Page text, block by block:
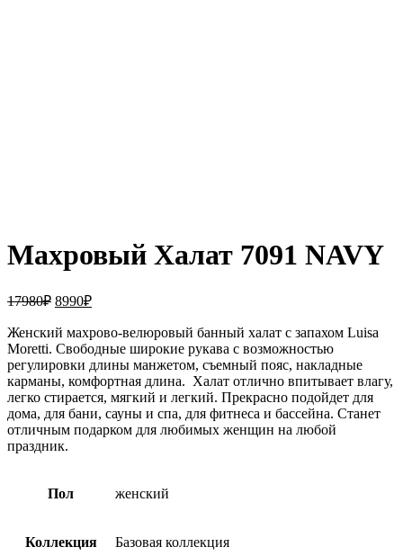
Махровый Халат 7091 NAVY
17980₽ Первоначальная
составляла
17980₽.
8990₽Текущая
8990₽.
Женский махрово-велюровый банный халат с запахом Luisa
Moretti. Свободные широкие рукава с возможностью
регулировки длины манжетом, съемный пояс, накладные
карманы, комфортная длина. Халат отлично впитывает влагу,
легко стирается, мягкий и легкий. Прекрасно подойдет для
дома, для бани, сауны и спа, для фитнеса и бассейна. Станет
отличным подарком для любимых женщин на любой
праздник.
Пол женский
Коллекция Базовая коллекция